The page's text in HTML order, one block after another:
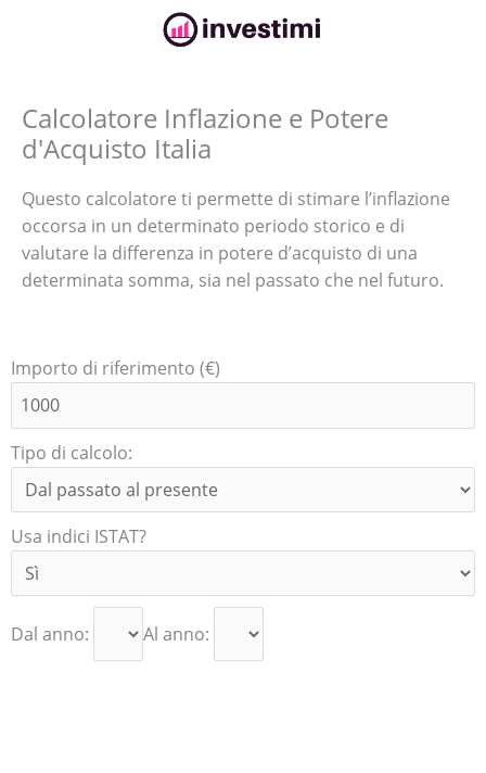
Calcolatore Inflazione e Potere
d'Acquisto Italia
Questo calcolatore ti permette di stimare l’inflazione
occorsa in un determinato periodo storico e di
valutare la differenza in potere d’acquisto di una
determinata somma, sia nel passato che nel futuro.
Importo di riferimento (€)
Tipo di calcolo:
Usa indici ISTAT?
Dal anno: Al anno: